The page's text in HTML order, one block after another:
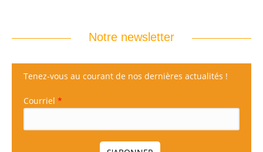
Notre newsletter
Tenez-vous au courant de nos dernières actualités !
Courriel *